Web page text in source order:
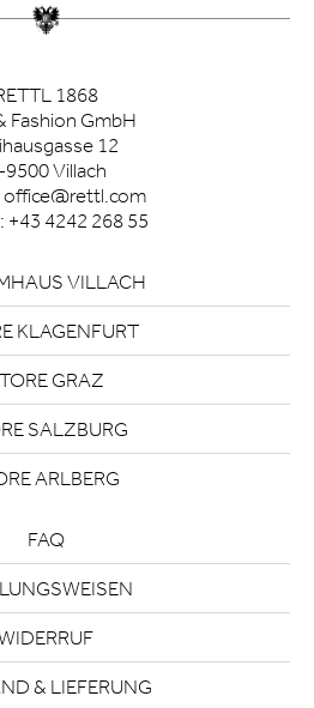
1868
Fashion GmbH
12
9500 Villach
office@rettl.com
+43 4242 268 55
VILLACH
KLAGENFURT
GRAZ
SALZBURG
ARLBERG
FAQ
& LIEFERUNG